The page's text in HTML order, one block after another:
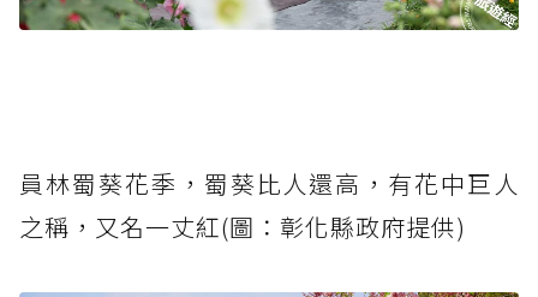
員林蜀葵花季，蜀葵比人還高，有花中巨人
之稱，又名一丈紅(圖：彰化縣政府提供)